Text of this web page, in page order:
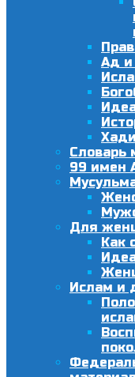
Ад и
Словарь
99 имен
Для
Как
Ислам и